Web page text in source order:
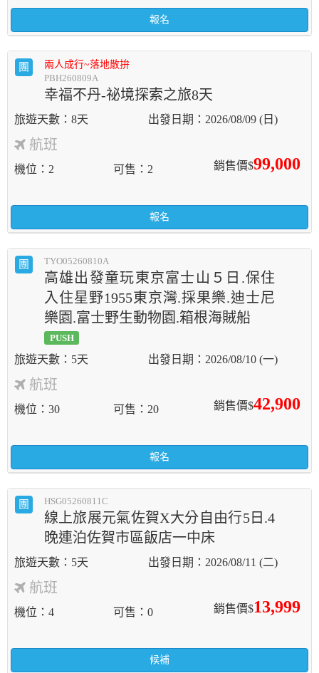
報名
團
兩人成行~落地散拚
PBH260809A
幸福不丹-祕境探索之旅8天
8天 2026/08/09 (日)
航班
銷售價$99,000
機位 2 可售 2
報名
團 TYO05260810A
高雄出發童玩東京富士山５日.保住
入住星野1955東京灣.採果樂.迪士尼
樂園.富士野生動物園.箱根海賊船
PUSH
5天 2026/08/10 (一)
航班
銷售價$42,900
機位 30 可售 20
報名
團 HSG05260811C
線上旅展元氣佐賀X大分自由行5日.4
晚連泊佐賀市區飯店一中床
5天 2026/08/11 (二)
航班
銷售價$13,999
機位 4 可售 0
候補